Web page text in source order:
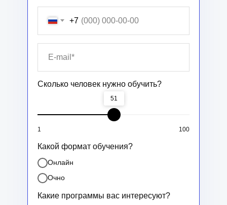
+7
Сколько человек нужно обучить?
51
1 100
Какой формат обучения?
Онлайн
Очно
Какие программы вас интересуют?